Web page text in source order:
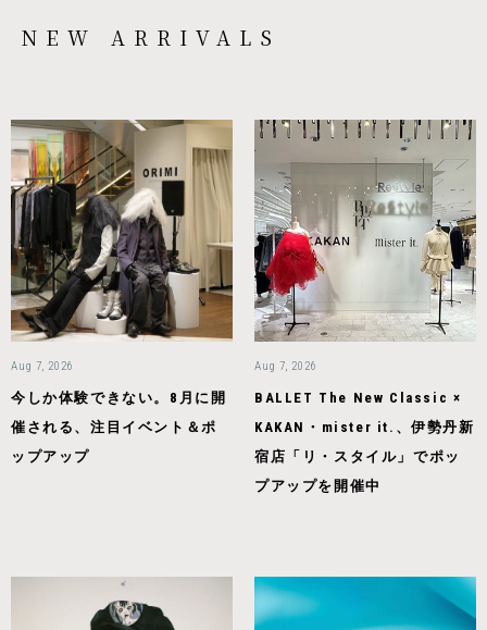
NEW ARRIVALS
Aug 7, 2026
今しか体験できない。8月に開
催される、注目イベント＆ポ
ップアップ
Aug 7, 2026
BALLET The New Classic ×
KAKAN・mister it.、伊勢丹新
宿店「リ・スタイル」でポッ
プアップを開催中